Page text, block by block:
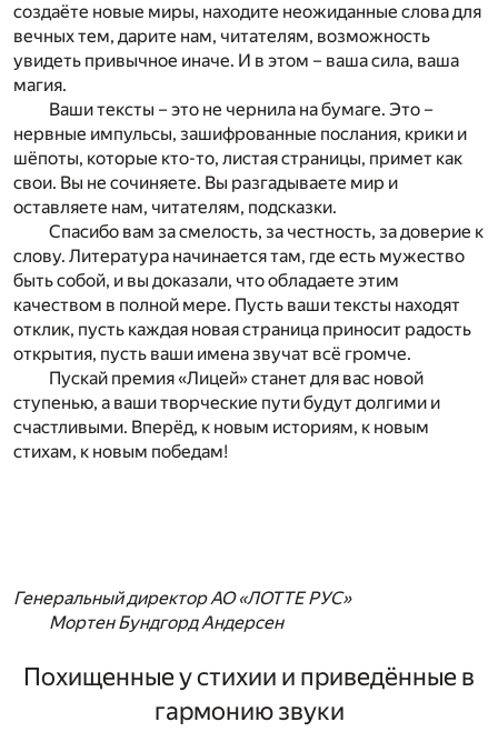
создаёте новые миры, находите неожиданные слова для
вечных тем, дарите нам, читателям, возможность
увидеть привычное иначе. И в этом – ваша сила, ваша
магия.
Ваши тексты – это не чернила на бумаге. Это –
нервные импульсы, зашифрованные послания, крики и
шёпоты, которые кто-то, листая страницы, примет как
свои. Вы не сочиняете. Вы разгадываете мир и
оставляете нам, читателям, подсказки.
Спасибо вам за смелость, за честность, за доверие к
слову. Литература начинается там, где есть мужество
быть собой, и вы доказали, что обладаете этим
качеством в полной мере. Пусть ваши тексты находят
отклик, пусть каждая новая страница приносит радость
открытия, пусть ваши имена звучат всё громче.
Пускай премия «Лицей» станет для вас новой
ступенью, а ваши творческие пути будут долгими и
счастливыми. Вперёд, к новым историям, к новым
стихам, к новым победам!
Генеральный директор АО «ЛОТТЕ РУС»
Мортен Бундгорд Андерсен
Похищенные у стихии и приведённые в
гармонию звуки